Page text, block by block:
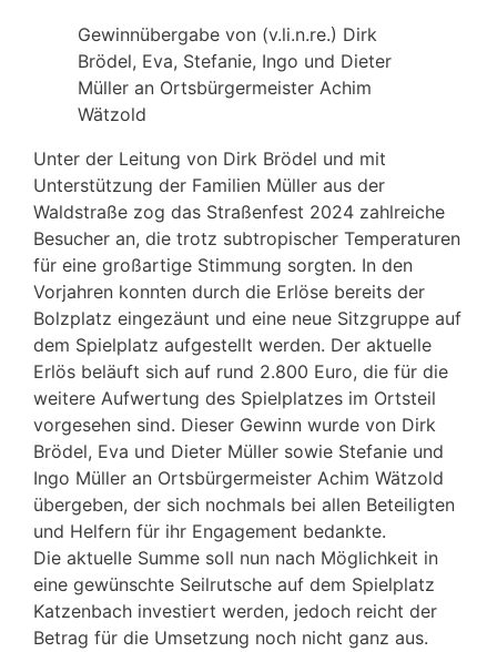
Gewinnübergabe von (v.li.n.re.) Dirk
Brödel, Eva, Stefanie, Ingo und Dieter
Müller an Ortsbürgermeister Achim
Wätzold
Unter der Leitung von Dirk Brödel und mit
Unterstützung der Familien Müller aus der
Waldstraße zog das Straßenfest 2024 zahlreiche
Besucher an, die trotz subtropischer Temperaturen
für eine großartige Stimmung sorgten. In den
Vorjahren konnten durch die Erlöse bereits der
Bolzplatz eingezäunt und eine neue Sitzgruppe auf
dem Spielplatz aufgestellt werden. Der aktuelle
Erlös beläuft sich auf rund 2.800 Euro, die für die
weitere Aufwertung des Spielplatzes im Ortsteil
vorgesehen sind. Dieser Gewinn wurde von Dirk
Brödel, Eva und Dieter Müller sowie Stefanie und
Ingo Müller an Ortsbürgermeister Achim Wätzold
übergeben, der sich nochmals bei allen Beteiligten
und Helfern für ihr Engagement bedankte.
Die aktuelle Summe soll nun nach Möglichkeit in
eine gewünschte Seilrutsche auf dem Spielplatz
Katzenbach investiert werden, jedoch reicht der
Betrag für die Umsetzung noch nicht ganz aus.